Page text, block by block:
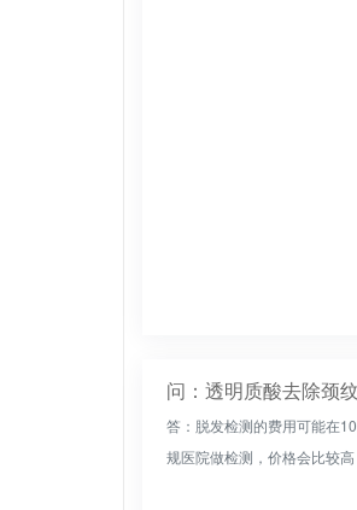
问：透明质酸去除颈
答：脱发检测的费用可能在
规医院做检测，价格会比较